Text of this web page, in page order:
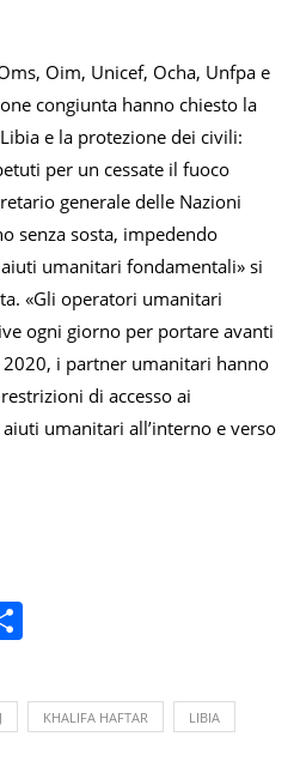
Oim, Unicef, Ocha, Unfpa e
congiunta hanno chiesto la
e la protezione dei civili:
per un cessate il fuoco
generale delle Nazioni
senza sosta, impedendo
aiuti umanitari fondamentali» si
«Gli operatori umanitari
ogni giorno per portare avanti
i partner umanitari hanno
di accesso ai
umanitari all’interno e verso
KHALIFA HAFTAR LIBIA